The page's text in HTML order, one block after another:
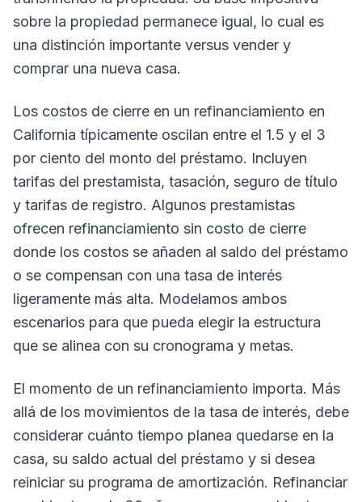
sobre la propiedad permanece igual, lo cual es
una distinción importante versus vender y
comprar una nueva casa.
Los costos de cierre en un refinanciamiento en
California típicamente oscilan entre el 1.5 y el 3
por ciento del monto del préstamo. Incluyen
tarifas del prestamista, tasación, seguro de título
y tarifas de registro. Algunos prestamistas
ofrecen refinanciamiento sin costo de cierre
donde los costos se añaden al saldo del préstamo
o se compensan con una tasa de interés
ligeramente más alta. Modelamos ambos
escenarios para que pueda elegir la estructura
que se alinea con su cronograma y metas.
El momento de un refinanciamiento importa. Más
allá de los movimientos de la tasa de interés, debe
considerar cuánto tiempo planea quedarse en la
casa, su saldo actual del préstamo y si desea
reiniciar su programa de amortización. Refinanciar